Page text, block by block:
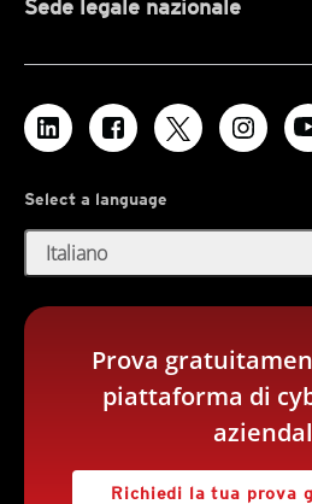
Sede legale nazionale
Select a language
Italiano
Prova
piattaforma di
Richiedi la tua prova